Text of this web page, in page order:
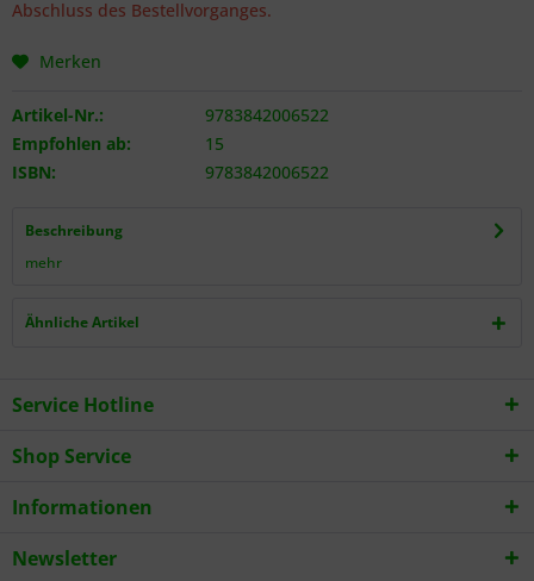
Abschluss des Bestellvorganges.
Merken
Artikel-Nr.:
9783842006522
Empfohlen ab:
15
ISBN:
9783842006522
Beschreibung
mehr
Ähnliche Artikel
Service Hotline
Shop Service
Informationen
Newsletter